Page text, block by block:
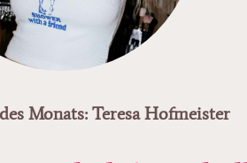
Monats: Teresa Hofmeister